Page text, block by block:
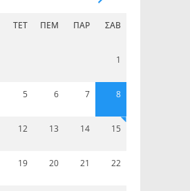
ΤΕΤ ΠΈΜ ΠΑΡ ΣΆΒ
1
5 6 7 8
12 13 14 15
19 20 21 22